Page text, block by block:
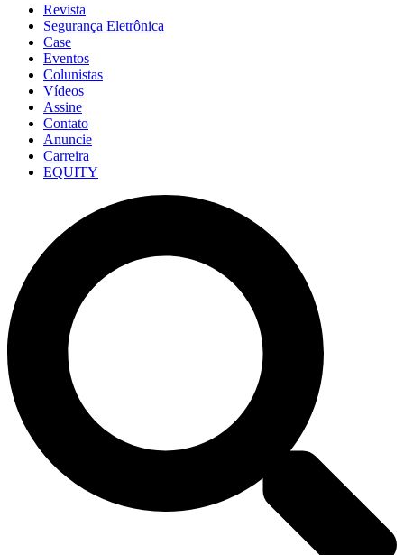
Revista
Segurança Eletrônica
Case
Eventos
Colunistas
Vídeos
Assine
Contato
Anuncie
Carreira
EQUITY